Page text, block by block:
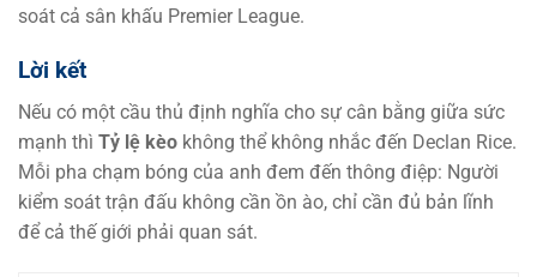
soát cả sân khấu Premier League.
Lời kết
Nếu có một cầu thủ định nghĩa cho sự cân bằng giữa sức
mạnh thì Tỷ lệ kèo không thể không nhắc đến Declan Rice.
Mỗi pha chạm bóng của anh đem đến thông điệp: Người
kiểm soát trận đấu không cần ồn ào, chỉ cần đủ bản lĩnh
để cả thế giới phải quan sát.